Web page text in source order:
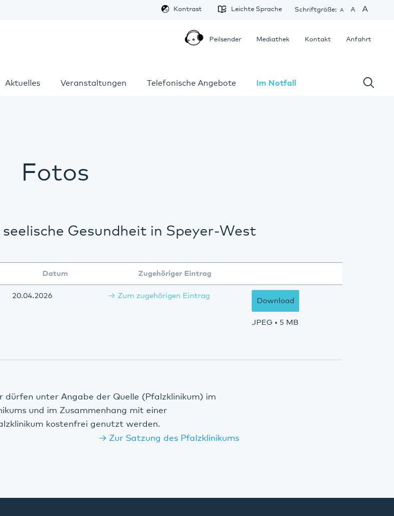
Aktuelles Veranstaltungen Telefonische Angebote Im Notfall
Schriftgröße: A A A
Leichte Sprache
Kontrast
Anfahrt
Kontakt
Mediathek
Peilsender
Fotos
Gesundheit in Speyer-West
Datum Zugehöriger Eintrag
20.04.2026 Zum zugehörigen Eintrag
Download
JPEG • 5 MB
dürfen unter Angabe der Quelle (Pfalzklinikum) im
und im Zusammenhang mit einer
kostenfrei genutzt werden.
Zur Satzung des Pfalzklinikums